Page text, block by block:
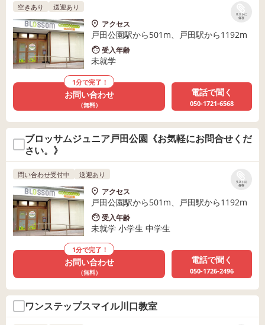
リストに
保存
空きあり 送迎あり
アクセス
戸田公園駅から501m、戸田駅から1192m
受入年齢
未就学
1分で完了！
お問い合わせ
（無料）
電話で聞く
050-1721-6568
ブロッサムジュニア戸田公園《お気軽にお問合せくだ
さい。》
リストに
保存
問い合わせ受付中 送迎あり
アクセス
戸田公園駅から501m、戸田駅から1192m
受入年齢
未就学 小学生 中学生
1分で完了！
お問い合わせ
（無料）
電話で聞く
050-1726-2496
ワンステップスマイル川口教室